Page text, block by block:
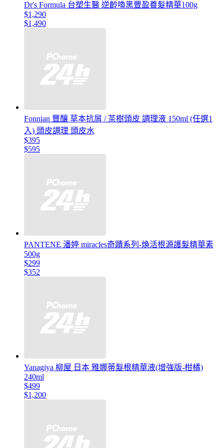
Dr's Formula 台塑生醫 逆齡喚黑豐盈養髮精華100g
$1,290
$1,490
Fonnian 豐釀 草本抗屑 / 茶樹頭皮 調理液 150ml (任選1
入) 頭皮調理 頭皮水
$395
$595
PANTENE 潘婷 miracles奇蹟系列-煥活根源護髮精華素
500g
$299
$352
Yanagiya 柳屋 日本 雅娜蒂髮根精華液(增強版-柑橘)
240ml
$499
$1,200